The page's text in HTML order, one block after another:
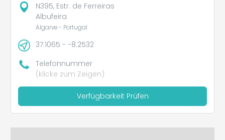
N395, Estr. de Ferreiras
Albufeira
Algarve - Portugal
37.1065 - -8.2532
Telefonnummer
(klicke zum Zeigen)
Verfügbarkeit Prüfen